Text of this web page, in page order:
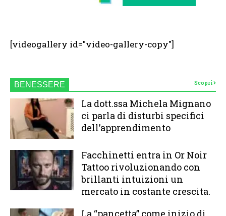
[videogallery id="video-gallery-copy"]
BENESSERE Scopri
La dott.ssa Michela Mignano
ci parla di disturbi specifici
dell’apprendimento
Facchinetti entra in Or Noir
Tattoo rivoluzionando con
brillanti intuizioni un
mercato in costante crescita.
La “pancetta” come inizio di